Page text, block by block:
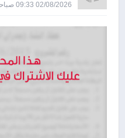
02/08/2026 09:33 صباحاً